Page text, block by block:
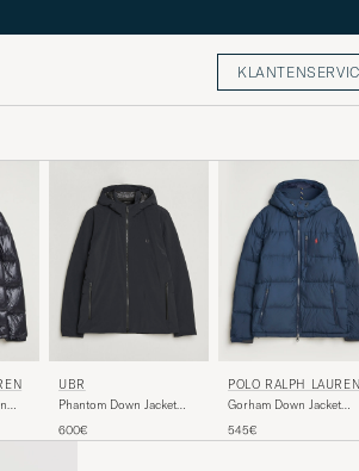
UBR
Phantom Down Jacket
600€
POLO RALPH LAUREN
Gorham Down Jacket
545€